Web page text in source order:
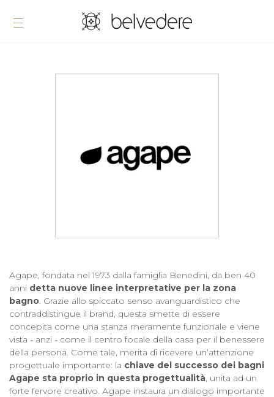
Agape, fondata nel 1973 dalla famiglia Benedini, da ben 40
anni detta nuove linee interpretative per la zona
bagno. Grazie allo spiccato senso avanguardistico che
contraddistingue il brand, questa smette di essere
concepita come una stanza meramente funzionale e viene
vista - anzi - come il centro focale della casa per il benessere
della persona. Come tale, merita di ricevere un’attenzione
progettuale importante: la chiave del successo dei bagni
Agape sta proprio in questa progettualità, unita ad un
forte fervore creativo. Agape instaura un dialogo importante